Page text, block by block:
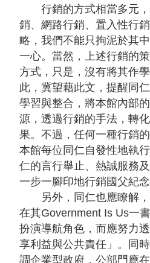
文
版
行銷的方式相當多元，
銷、網路行銷、置入性行
略，我們不能只拘泥於其
一心。當然，上述行銷的
方式，只是，沒有將其作
此，冀望藉此文，提醒同
學習與整合，將本館內部
源，透過行銷的手法，轉
果。不過，任何一種行銷
本館每位同仁自發性地執
仁的言行舉止、熱誠服務
一步一腳印地行銷國父紀念
另外，同仁也應瞭解，
在其Government Is Us一
扮演導航角色，而應努力
享利益與公共責任」。同
調企業型政府，公部門應